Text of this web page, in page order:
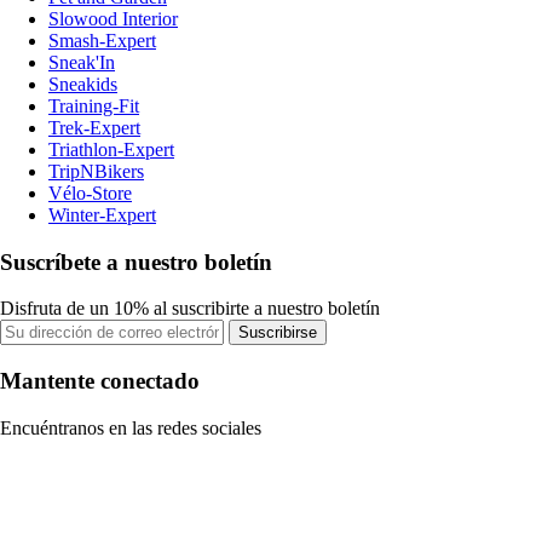
Slowood Interior
Smash-Expert
Sneak'In
Sneakids
Training-Fit
Trek-Expert
Triathlon-Expert
TripNBikers
Vélo-Store
Winter-Expert
Suscríbete a nuestro boletín
Disfruta de un 10% al suscribirte a nuestro boletín
Suscribirse
Mantente conectado
Encuéntranos en las redes sociales